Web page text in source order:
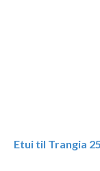
Etui til Trangia